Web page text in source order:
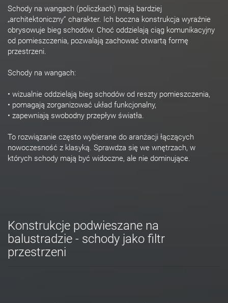
Schody na wangach (policzkach) mają bardziej
„architektoniczny” charakter. Ich boczna konstrukcja wyraźnie
obrysowuje bieg schodów. Choć oddzielają ciąg komunikacyjny
od pomieszczenia, pozwalają zachować otwartą formę
przestrzeni.
Schody na wangach:
• wizualnie oddzielają bieg schodów od reszty pomieszczenia,
• pomagają zorganizować układ funkcjonalny,
• zapewniają swobodny przepływ światła.
To rozwiązanie często wybierane do aranżacji łączących
nowoczesność z klasyką. Sprawdza się we wnętrzach, w
których schody mają być widoczne, ale nie dominujące.
Konstrukcje podwieszane na
balustradzie - schody jako filtr
przestrzeni